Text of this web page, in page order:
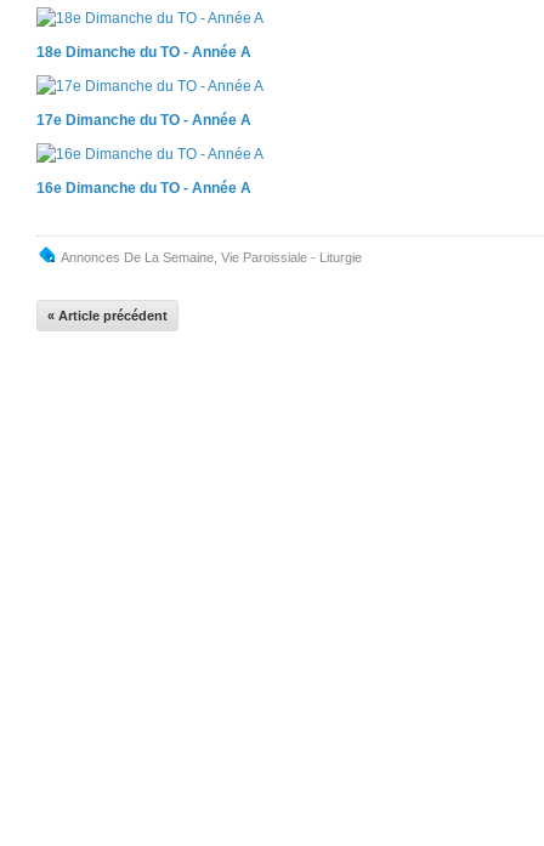
18e Dimanche du TO - Année A
17e Dimanche du TO - Année A
16e Dimanche du TO - Année A
Annonces De La Semaine Vie Paroissiale - Liturgie
« Article précédent